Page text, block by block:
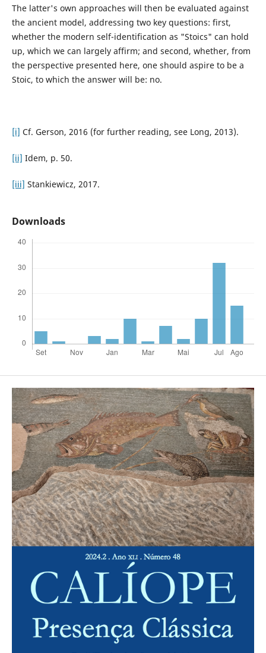
The latter's own approaches will then be evaluated against
the ancient model, addressing two key questions: first,
whether the modern self-identification as "Stoics" can hold
up, which we can largely affirm; and second, whether, from
the perspective presented here, one should aspire to be a
Stoic, to which the answer will be: no.
[i] Cf. Gerson, 2016 (for further reading, see Long, 2013).
[ii] Idem, p. 50.
[iii] Stankiewicz, 2017.
Downloads